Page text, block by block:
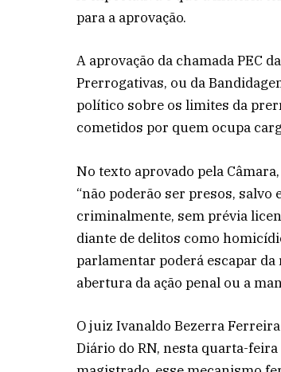
para a aprovação.
A aprovação da chamada PEC
Prerrogativas, ou da
político sobre os limites da
cometidos por quem ocupa
No texto aprovado pela
“não poderão ser presos,
criminalmente, sem prévia
diante de delitos como
parlamentar poderá escapar
abertura da ação penal ou a
O juiz Ivanaldo Bezerra
Diário do RN, nesta quarta-